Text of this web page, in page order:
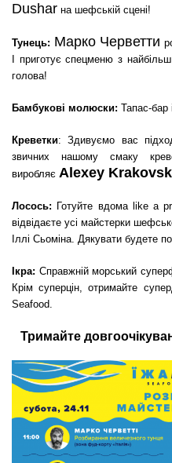
Dushar на шефській сцені!
Тунець: Марко Черветти
І приготує спецменю з
голова!
Бамбукові молюски: Тапас-бар
Креветки: Здивуємо вас
звичних нашому смаку
виробляє Alexey
Лосось: Готуйте вдома like a
відвідаєте усі майстерки
Іллі Сьоміна. Дякувати будете
Ікра: Справжній морський
Крім суперцін, отримайте
Seafood.
Тримайте